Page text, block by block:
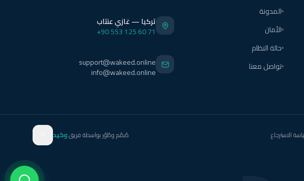
المدونة
الأمان
حالة النظام
تواصل معنا
تركيا — غازي عنتاب
+90 553 125 60 71
support@wakeed.online
info@wakeed.online
الاسترجاع صُمّم وطُوّر بواسطة فريقوكيد